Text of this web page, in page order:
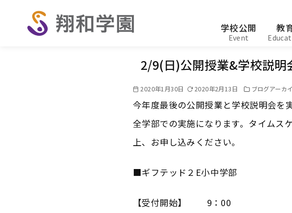
学校公開
Event
教
2/9(日)公開授業&学校説明
2020年1月30日 2020年2月13日 ブログアーカ
今年度最後の公開授業と学校説明会を
全学部での実施になります。タイムス
上、お申し込みください。
■ギフテッド２E小中学部
【受付開始】 9：00